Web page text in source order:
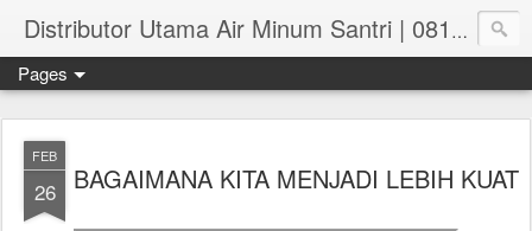
Distributor Utama Air Minum Santri | 081.551.382.73
Pages
FEB
26 BAGAIMANA KITA MENJADI LEBIH KUAT